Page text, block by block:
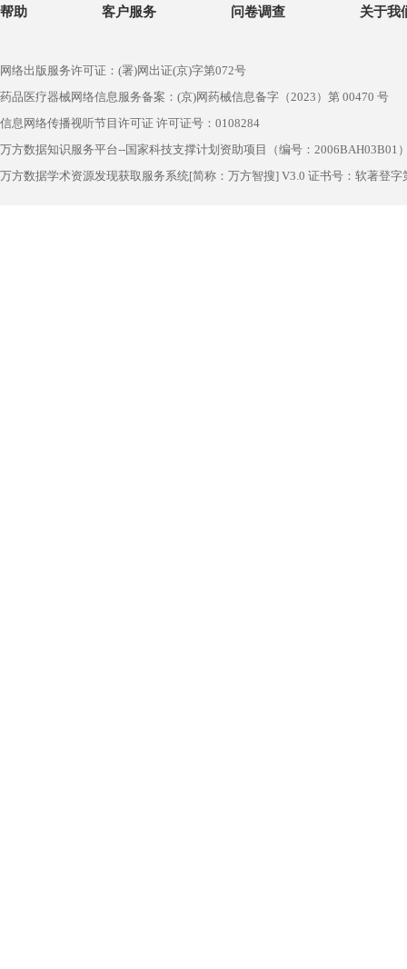
帮助 客户服务 问卷调查 关于我
网络出版服务许可证：(署)网出证(京)字第072号
药品医疗器械网络信息服务备案：(京)网药械信息备字（2023）第 00470 号
信息网络传播视听节目许可证 许可证号：0108284
万方数据知识服务平台--国家科技支撑计划资助项目（编号：2006BAH03B01
万方数据学术资源发现获取服务系统[简称：万方智搜] V3.0 证书号：软著登字